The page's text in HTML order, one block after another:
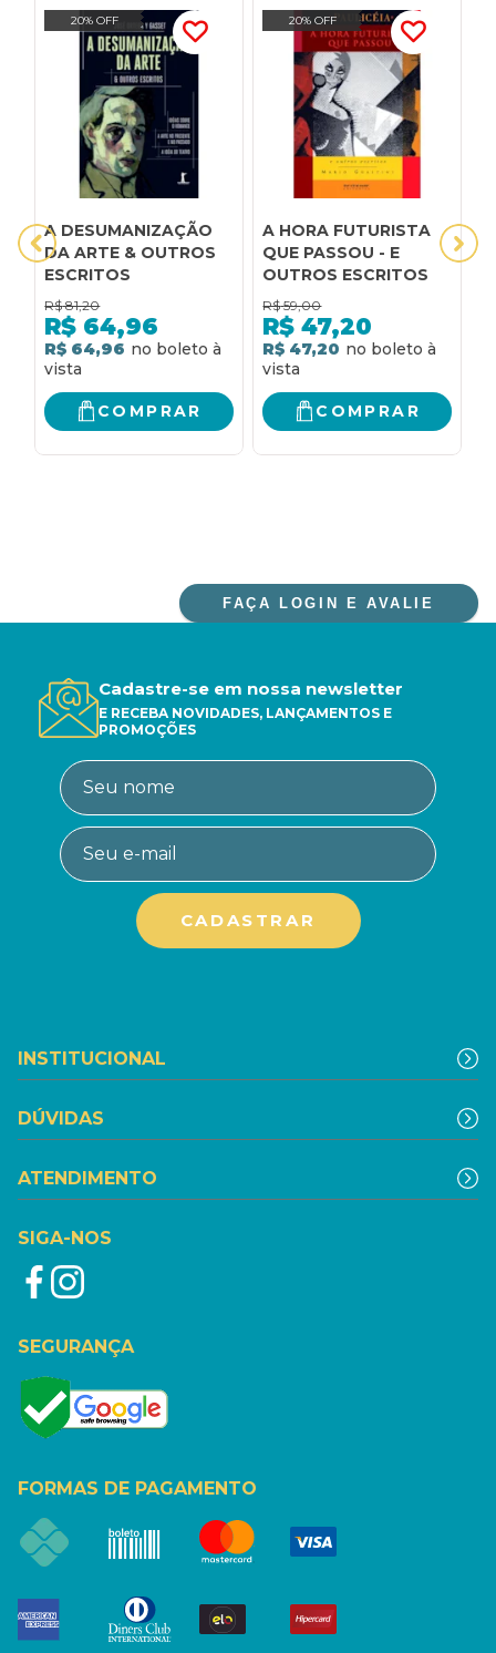
20% OFF
A DESUMANIZAÇÃO
DA ARTE & OUTROS
ESCRITOS
R$ 81,20
R$ 64,96
R$ 64,96
COMPRAR
20% OFF
A HORA FUTURISTA
QUE PASSOU - E
OUTROS ESCRITOS
R$ 59,00
R$ 47,20
R$ 47,20
COMPRAR
FAÇA LOGIN E AVALIE
Cadastre-se em nossa newsletter
E RECEBA NOVIDADES, LANÇAMENTOS E
PROMOÇÕES
INSTITUCIONAL
DÚVIDAS
ATENDIMENTO
SIGA-NOS
SEGURANÇA
FORMAS DE PAGAMENTO